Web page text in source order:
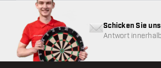
Schicken Sie
Antwort